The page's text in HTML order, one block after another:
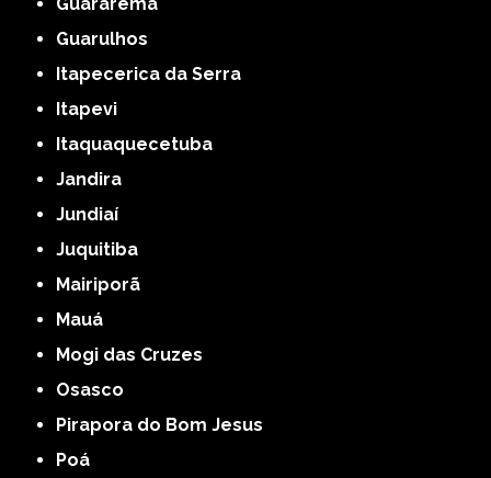
Guarulhos
Itapecerica da Serra
Itapevi
Itaquaquecetuba
Jandira
Jundiaí
Juquitiba
Mairiporã
Mauá
Mogi das Cruzes
Osasco
Pirapora do Bom Jesus
Poá